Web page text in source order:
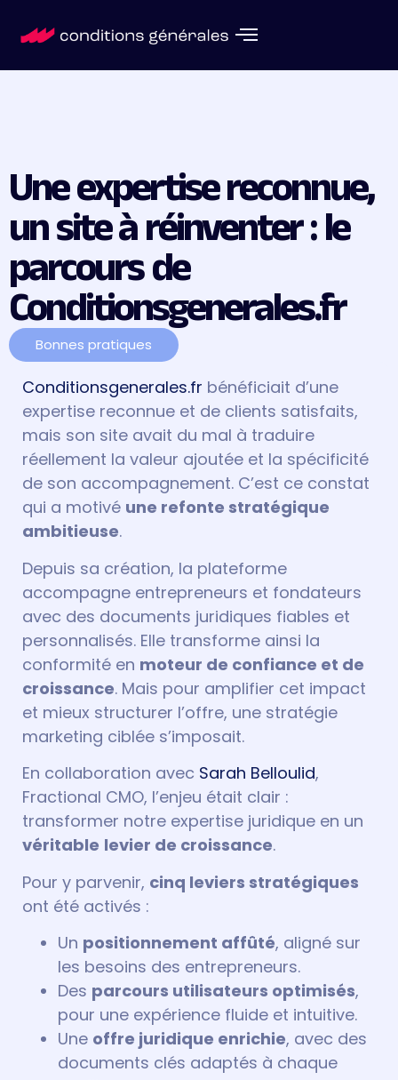
Une expertise reconnue,
un site à réinventer : le
parcours de
Conditionsgenerales.fr
Bonnes pratiques
Conditionsgenerales.fr bénéficiait d’une
expertise reconnue et de clients satisfaits,
mais son site avait du mal à traduire
réellement la valeur ajoutée et la spécificité
de son accompagnement. C’est ce constat
qui a motivé une refonte stratégique
ambitieuse.
Depuis sa création, la plateforme
accompagne entrepreneurs et fondateurs
avec des documents juridiques fiables et
personnalisés. Elle transforme ainsi la
conformité en moteur de confiance et de
croissance. Mais pour amplifier cet impact
et mieux structurer l’offre, une stratégie
marketing ciblée s’imposait.
En collaboration avec Sarah Belloulid,
Fractional CMO, l’enjeu était clair :
transformer notre expertise juridique en un
véritable levier de croissance.
Pour y parvenir, cinq leviers stratégiques
ont été activés :
Un positionnement affûté, aligné sur
les besoins des entrepreneurs.
Des parcours utilisateurs optimisés,
pour une expérience fluide et intuitive.
Une offre juridique enrichie, avec des
documents clés adaptés à chaque